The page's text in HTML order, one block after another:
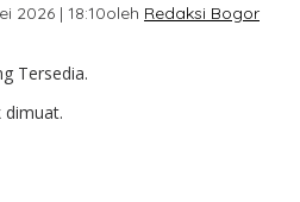
2026 | 18:10oleh Redaksi Bogor
Tersedia.
dimuat.